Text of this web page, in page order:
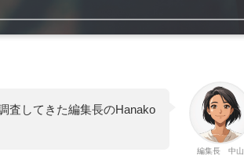
編集長 中山
査してきた編集長のHanako